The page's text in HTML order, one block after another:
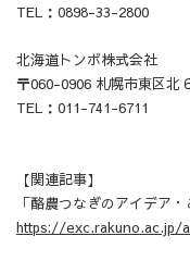
TEL：0898-33-2800
北海道トンボ株式会社
〒060-0906 札幌市東区北
TEL：011-741-6711
【関連記事】
「酪農つなぎのアイデア
https://exc.rakuno.ac.jp/